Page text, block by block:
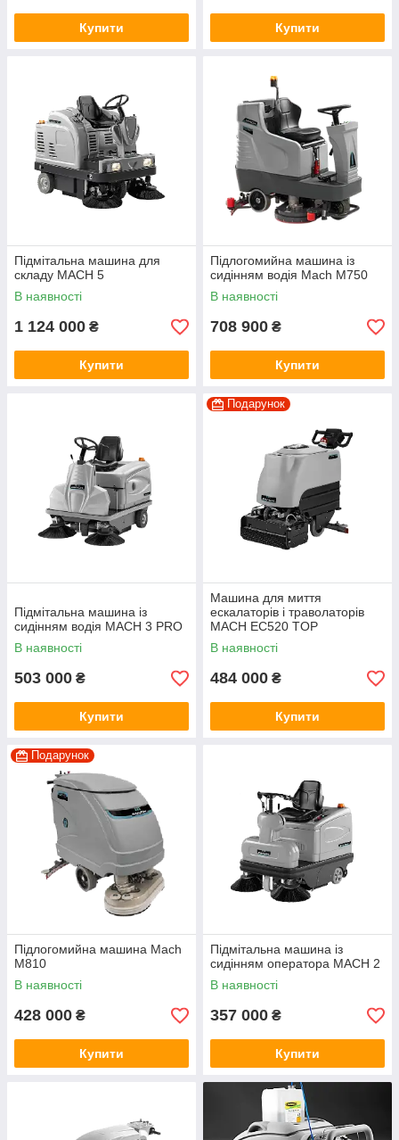
Купити Купити
Підмітальна машина для
складу MACH 5
В наявності
1 124 000 ₴
Купити
Підлогомийна машина із
сидінням водія Mach M750
В наявності
708 900 ₴
Купити
Підмітальна машина із
сидінням водія MACH 3 PRO
В наявності
503 000 ₴
Купити
Подарунок
Машина для миття
ескалаторів і траволаторів
MACH EC520 TOP
В наявності
484 000 ₴
Купити
Подарунок
Підлогомийна машина Mach
M810
В наявності
428 000 ₴
Купити
Підмітальна машина із
сидінням оператора MACH 2
В наявності
357 000 ₴
Купити